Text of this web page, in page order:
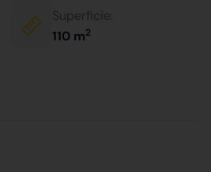
Superficie:
110 m2